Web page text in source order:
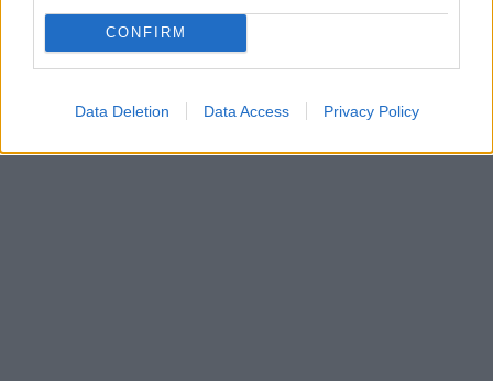
CONFIRM
Data Deletion Data Access Privacy Policy